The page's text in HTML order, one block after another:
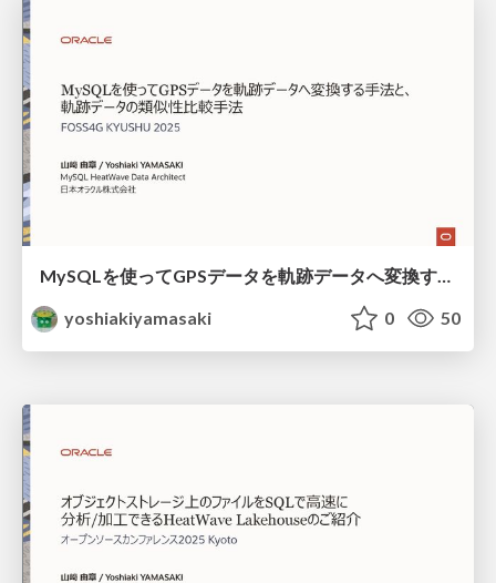
MySQLを使ってGPSデータを軌跡データへ変換する手法と、軌跡データの類似性比較手法 / foss4g-kyushu-2025
yoshiakiyamasaki
0 50